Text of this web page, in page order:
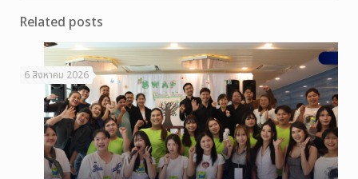
Related posts
6 สิงหาคม 2026